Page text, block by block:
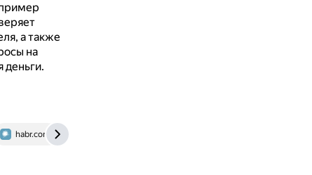
а также
на
деньги.
habr.com